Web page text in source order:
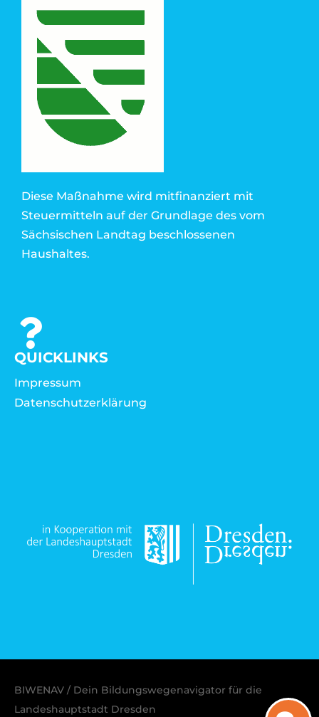
Diese Maßnahme wird mitfinanziert mit
Steuermitteln auf der Grundlage des vom
Sächsischen Landtag beschlossenen
Haushaltes.
QUICKLINKS
Impressum
Datenschutzerklärung
BIWENAV / Dein Bildungswegenavigator für die
Landeshauptstadt Dresden